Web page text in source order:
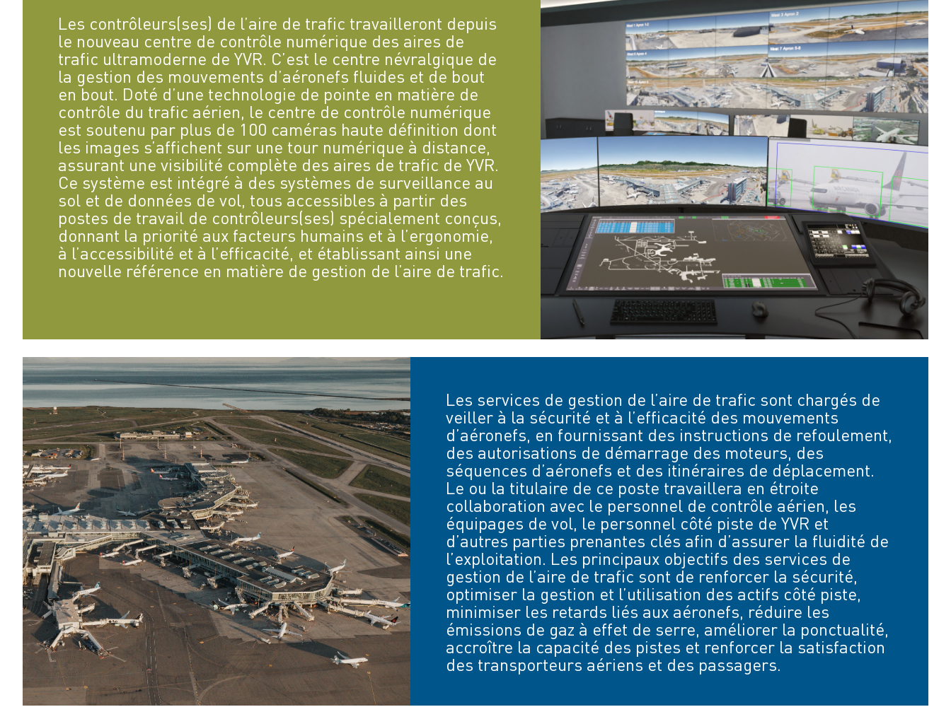
Les contrôleurs(ses) de l’aire de trafic travailleront depuis
le nouveau centre de contrôle numérique des aires de
trafic ultramoderne de YVR. C’est le centre névralgique de
la gestion des mouvements d’aéronefs fluides et de bout
en bout. Doté d’une technologie de pointe en matière de
contrôle du trafic aérien, le centre de contrôle numérique
est soutenu par plus de 100 caméras haute définition dont
les images s’affichent sur une tour numérique à distance,
assurant une visibilité complète des aires de trafic de YVR.
Ce système est intégré à des systèmes de surveillance au
sol et de données de vol, tous accessibles à partir des
postes de travail de contrôleurs(ses) spécialement conçus,
donnant la priorité aux facteurs humains et à l’ergonomie,
à l’accessibilité et à l’efficacité, et établissant ainsi une
nouvelle référence en matière de gestion de l’aire de trafic.
Les services de gestion de l’aire de trafic sont chargés de
veiller à la sécurité et à l’efficacité des mouvements
d’aéronefs, en fournissant des instructions de refoulement,
des autorisations de démarrage des moteurs, des
séquences d’aéronefs et des itinéraires de déplacement.
Le ou la titulaire de ce poste travaillera en étroite
collaboration avec le personnel de contrôle aérien, les
équipages de vol, le personnel côté piste de YVR et
d’autres parties prenantes clés afin d’assurer la fluidité de
l’exploitation. Les principaux objectifs des services de
gestion de l’aire de trafic sont de renforcer la sécurité,
optimiser la gestion et l’utilisation des actifs côté piste,
minimiser les retards liés aux aéronefs, réduire les
émissions de gaz à effet de serre, améliorer la ponctualité,
accroître la capacité des pistes et renforcer la satisfaction
des transporteurs aériens et des passagers.